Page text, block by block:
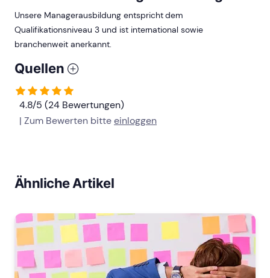
Unsere Managerausbildung entspricht dem
Qualifikationsniveau 3 und ist international sowie
branchenweit anerkannt.
Quellen
4.8/5 (24 Bewertungen)
| Zum Bewerten bitteeinloggen
Ähnliche Artikel